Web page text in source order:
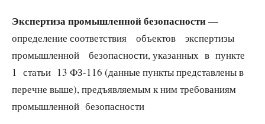
Экспертиза промышленной безопасности—
определение соответствия объектов экспертизы
промышленной безопасности, указанных в пункте
1 статьи 13 ФЗ-116 (данные пункты представлены в
перечне выше), предъявляемым к ним требованиям
промышленной безопасности